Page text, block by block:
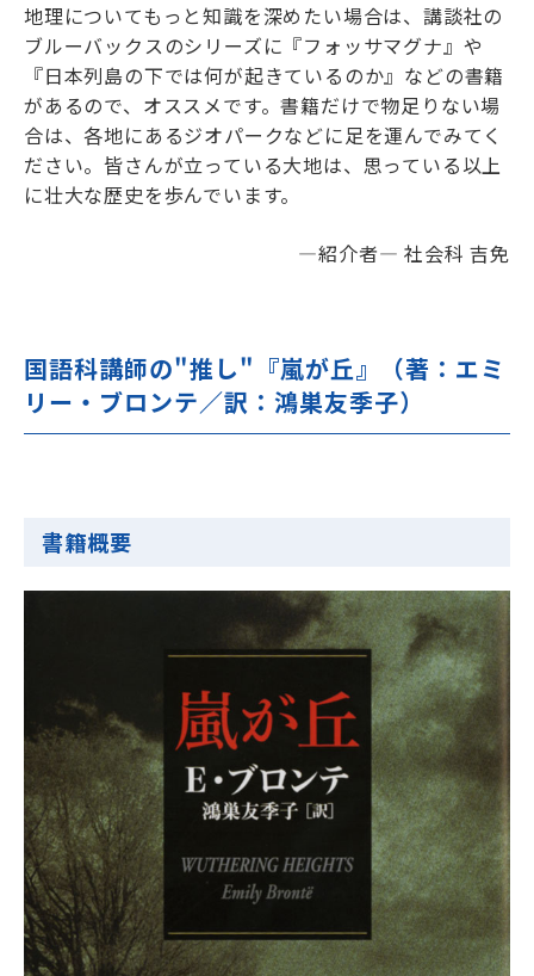
地理についてもっと知識を深めたい場合は、講談社の
ブルーバックスのシリーズに『フォッサマグナ』や
『日本列島の下では何が起きているのか』などの書籍
があるので、オススメです。書籍だけで物足りない場
合は、各地にあるジオパークなどに足を運んでみてく
ださい。皆さんが立っている大地は、思っている以上
に壮大な歴史を歩んでいます。
―紹介者― 社会科 吉免
国語科講師の"推し"『嵐が丘』（著：エミ
リー・ブロンテ／訳：鴻巣友季子）
書籍概要